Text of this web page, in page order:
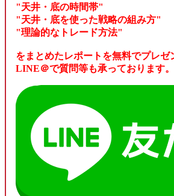
"天井・底の時間帯"
"天井・底を使った戦略の組み方"
"理論的なトレード方法"
をまとめたレポートを無料でプレゼ
LINE＠で質問等も承っております。